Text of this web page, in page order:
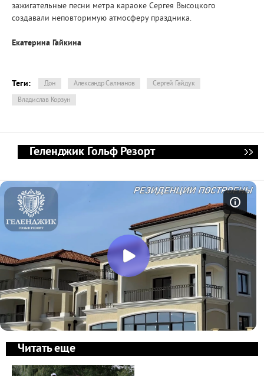
зажигательные песни метра караоке Сергея Высоцкого
создавали неповторимую атмосферу праздника.
Екатерина Гайкина
Теги: Дон Александр Салманов
Сергей Гайдук
Владислав Корзун
Геленджик Гольф Резорт
Читать еще